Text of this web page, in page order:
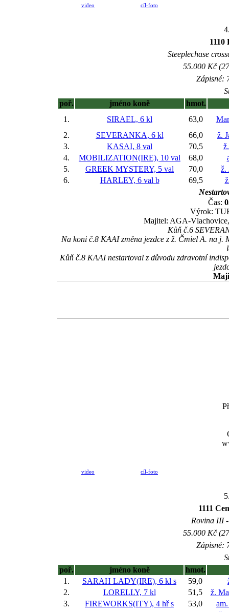
video cíl-foto
Steeplechase
55.000 Kč
Zápisné:
poř.
jméno koně
hmot.
1.
SIRAEL, 6 kl 63,0
2.
SEVERANKA, 6 kl 66,0
ž.
3.
KASAI, 8 val 70,5
4.
MOBILIZATION(IRE), 10 val 68,0
5.
GREEK MYSTERY, 5 val 70,0
ž.
6.
HARLEY, 6 val b 69,5
Čas:
Výrok:
Majitel: AGA-
Kůň č.6
Na koni č.8 KAAI změna jezdce z ž. Čmiel A. na j.
Kůň č.8 KAAI nestartoval z důvodu zdravotní
video cíl-foto
1111
Rovina III
55.000 Kč
Zápisné:
poř.
jméno koně
hmot.
1.
SARAH LADY(IRE), 6 kl s 59,0
2.
LORELLY, 7 kl 51,5
ž.
3.
FIREWORKS(ITY), 4 hřs 53,0